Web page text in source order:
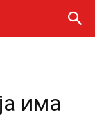
има